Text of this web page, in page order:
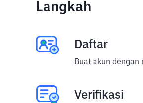
Langkah
Daftar
Buat akun dengan
Verifikasi